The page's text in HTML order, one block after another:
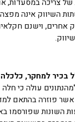
השיווק אינה
אחרים, וישנם
בכיר למחקר,
עולה כי
אשר פוזרה בהתאם
השונות שפורסמו